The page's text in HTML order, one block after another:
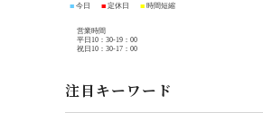
■ 今日 ■ 定休日 ■ 時間短縮
営業時間
平日10：30-19：00
祝日10：30-17：00
注目キーワード